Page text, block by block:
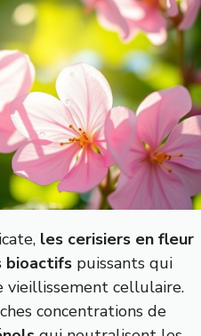
les cerisiers en fleur
bioactifs puissants qui
cellulaire.
concentrations de